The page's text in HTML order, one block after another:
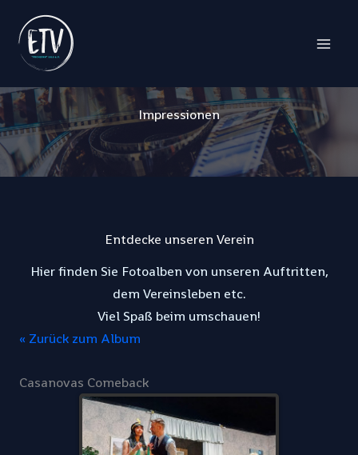
Inhalt
springen
Impressionen
Impressionen
Entdecke unseren Verein
Hier finden Sie Fotoalben von unseren Auftritten,
dem Vereinsleben etc.
Viel Spaß beim umschauen!
« Zurück zum Album
Casanovas Comeback